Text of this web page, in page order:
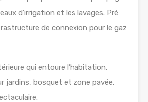
d’irrigation et les lavages. Pré
de connexion pour le gaz
qui entoure l’habitation,
jardins, bosquet et zone pavée.